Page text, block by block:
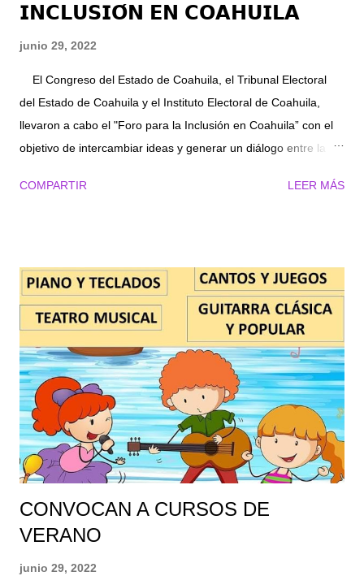
𝗜𝗡𝗖𝗟𝗨𝗦𝗜𝗢́𝗡 𝗘𝗡 𝗖𝗢𝗔𝗛𝗨𝗜𝗟𝗔
junio 29, 2022
El Congreso del Estado de Coahuila, el Tribunal Electoral
del Estado de Coahuila y el Instituto Electoral de Coahuila,
llevaron a cabo el "Foro para la Inclusión en Coahuila” con el
objetivo de intercambiar ideas y generar un diálogo entre la
grupos vulnerables y minoritarios. En su mensaje, Gabriela
consejeras, magistradas, así como de la diputada Luz Elena
Morales Núñez, coordinadora de la Comisión de Igualdad y No
Discriminación y el diputado Eduardo Olmos, presidente de la
junta de gobierno del Congreso del Estado, asimismo señaló:
“Vamos a escucharnos, vamos a dialogar y vamos a poner
sobre la mesa todos los puntos y las dificultades que desde la
perspectiva de todos los grupos vulnerados consideren que se
deben tomar en cuent...
COMPARTIR LEER MÁS
CONVOCAN A CURSOS DE
VERANO
junio 29, 2022